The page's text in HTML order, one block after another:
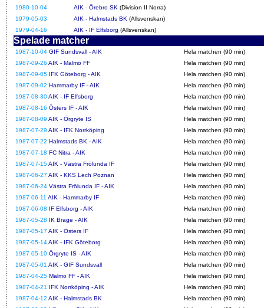
1980-10-04
AIK - Örebro SK (Division II Norra)
1979-05-03
AIK - Halmstads BK (Allsvenskan)
1979-04-16
AIK - IF Elfsborg (Allsvenskan)
Spelade matcher
1987-10-04 GIF Sundsvall - AIK
Hela matchen (90 min)
1987-09-26 AIK - Malmö FF
Hela matchen (90 min)
1987-09-05 IFK Göteborg - AIK
Hela matchen (90 min)
1987-09-02 Hammarby IF - AIK
Hela matchen (90 min)
1987-08-30AIK - IF Elfsborg
Hela matchen (90 min)
1987-08-16 Östers IF - AIK
Hela matchen (90 min)
1987-08-09 AIK - Örgryte IS
Hela matchen (90 min)
1987-07-29 AIK - IFK Norrköping
Hela matchen (90 min)
1987-07-22 Halmstads BK - AIK
Hela matchen (90 min)
1987-07-18 FC Nitra - AIK
Hela matchen (90 min)
1987-07-15AIK - Västra Frölunda IF
Hela matchen (90 min)
1987-06-27 AIK - KKS Lech Poznan
Hela matchen (90 min)
1987-06-24 Västra Frölunda IF - AIK
Hela matchen (90 min)
1987-06-11 AIK - Hammarby IF
Hela matchen (90 min)
1987-06-08 IF Elfsborg - AIK
Hela matchen (90 min)
1987-05-28 IK Brage - AIK
Hela matchen (90 min)
1987-05-17 AIK - Östers IF
Hela matchen (90 min)
1987-05-14AIK - IFK Göteborg
Hela matchen (90 min)
1987-05-10 Örgryte IS - AIK
Hela matchen (90 min)
1987-05-01 AIK - GIF Sundsvall
Hela matchen (90 min)
1987-04-25 Malmö FF - AIK
Hela matchen (90 min)
1987-04-21 IFK Norrköping - AIK
Hela matchen (90 min)
1987-04-12 AIK - Halmstads BK
Hela matchen (90 min)